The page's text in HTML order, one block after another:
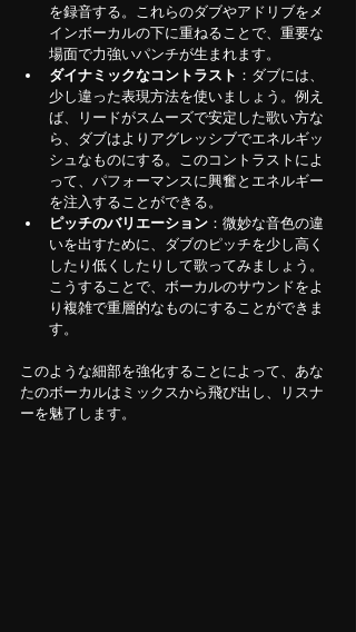
を録音する。これらのダブやアドリブをメ
インボーカルの下に重ねることで、重要な
場面で力強いパンチが生まれます。
ダイナミックなコントラスト ：ダブには、
少し違った表現方法を使いましょう。例え
ば、リードがスムーズで安定した歌い方な
ら、ダブはよりアグレッシブでエネルギッ
シュなものにする。このコントラストによ
って、パフォーマンスに興奮とエネルギー
を注入することができる。
ピッチのバリエーション ：微妙な音色の違
いを出すために、ダブのピッチを少し高く
したり低くしたりして歌ってみましょう。
こうすることで、ボーカルのサウンドをよ
り複雑で重層的なものにすることができま
す。
このような細部を強化することによって、あな
たのボーカルはミックスから飛び出し、リスナ
ーを魅了します。